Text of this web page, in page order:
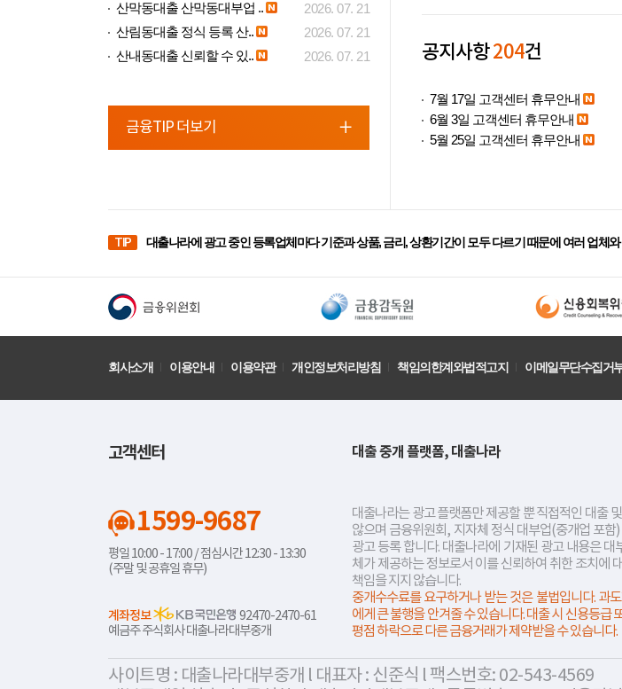
산막동대출 산막동대부업 ..
2026. 07. 21
산림동대출 정식 등록 산..
2026. 07. 21
산내동대출 신뢰할 수 있..
2026. 07. 21
금융TIP 더보기
공지사항204건
7월 17일 고객센터 휴무안내
6월 3일 고객센터 휴무안내
5월 25일 고객센터 휴무안내
TIP 대출나라에 광고 중인 등록업체마다 기준과 상품, 금리, 상환기간이 모두 다르기 때문에 여러 업체
회사소개 이용안내 이용약관 개인정보처리방침 책임의한계와법적고지 이메일무단수집거
고객센터
1599-9687
평일 10:00 - 17:00 / 점심시간 12:30 - 13:30
(주말 및 공휴일 휴무)
계좌정보
92470-2470-61
예금주 주식회사 대출나라대부중개
대출 중개 플랫폼, 대출나라
대출나라는 광고 플랫폼만 제공할 뿐 직접적인 대출
않으며 금융위원회, 지자체 정식 대부업(중개업 포함
광고 등록 합니다. 대출나라에 기재된 광고 내용은 대
체가 제공하는 정보로서 이를 신뢰하여 취한 조치에
책임을 지지 않습니다.
중개수수료를 요구하거나 받는 것은 불법입니다. 과
에게 큰 불행을 안겨줄 수 있습니다. 대출 시 신용등급
평점 하락으로 다른 금융거래가 제약받을 수 있습니다.
사이트명 : 대출나라대부중개 l 대표자 : 신준식 l 팩스번호: 02-543-4569